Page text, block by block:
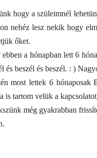
hogy a szüleimnél
nehéz lesz nekik hogy
őket.
a hónapban lett 6
és beszél és beszél. : )
most lettek 6
is tartom velük a
még gyakrabban